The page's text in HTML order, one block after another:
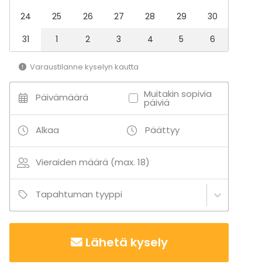
24
25 26 27 28 29
30
31
1 2 3 4 5 6
Varaustilanne kyselyn kautta
Päivämäärä Muitakin sopivia
päiviä
Alkaa Päättyy
Vieraiden määrä (max. 18)
Tapahtuman tyyppi
Lähetä kysely